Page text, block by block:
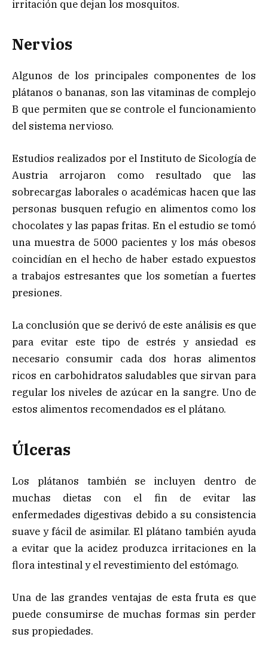
irritación que dejan los mosquitos.
Nervios
Algunos de los principales componentes de los
plátanos o bananas, son las vitaminas de complejo
B que permiten que se controle el funcionamiento
del sistema nervioso.
Estudios realizados por el Instituto de Sicología de
Austria arrojaron como resultado que las
sobrecargas laborales o académicas hacen que las
personas busquen refugio en alimentos como los
chocolates y las papas fritas. En el estudio se tomó
una muestra de 5000 pacientes y los más obesos
coincidían en el hecho de haber estado expuestos
a trabajos estresantes que los sometían a fuertes
presiones.
La conclusión que se derivó de este análisis es que
para evitar este tipo de estrés y ansiedad es
necesario consumir cada dos horas alimentos
ricos en carbohidratos saludables que sirvan para
regular los niveles de azúcar en la sangre. Uno de
estos alimentos recomendados es el plátano.
Úlceras
Los plátanos también se incluyen dentro de
muchas dietas con el fin de evitar las
enfermedades digestivas debido a su consistencia
suave y fácil de asimilar. El plátano también ayuda
a evitar que la acidez produzca irritaciones en la
flora intestinal y el revestimiento del estómago.
Una de las grandes ventajas de esta fruta es que
puede consumirse de muchas formas sin perder
sus propiedades.